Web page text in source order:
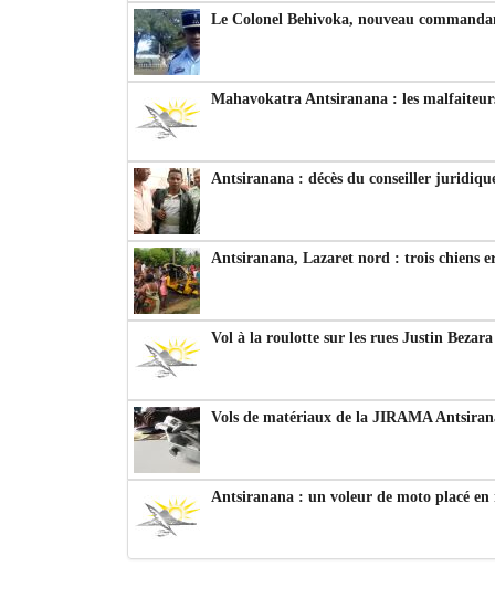
Le Colonel Behivoka, nouveau
Mahavokatra Antsiranana : les
Antsiranana : décès du conseiller
Antsiranana, Lazaret nord : trois chiens
Vol à la roulotte sur les rues Justin
Vols de matériaux de la JIRAMA
Antsiranana : un voleur de moto placé en